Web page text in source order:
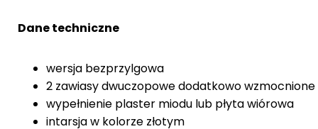
Dane techniczne
wersja bezprzylgowa
2 zawiasy dwuczopowe dodatkowo
wypełnienie plaster miodu lub płyta wiórowa
intarsja w kolorze złotym